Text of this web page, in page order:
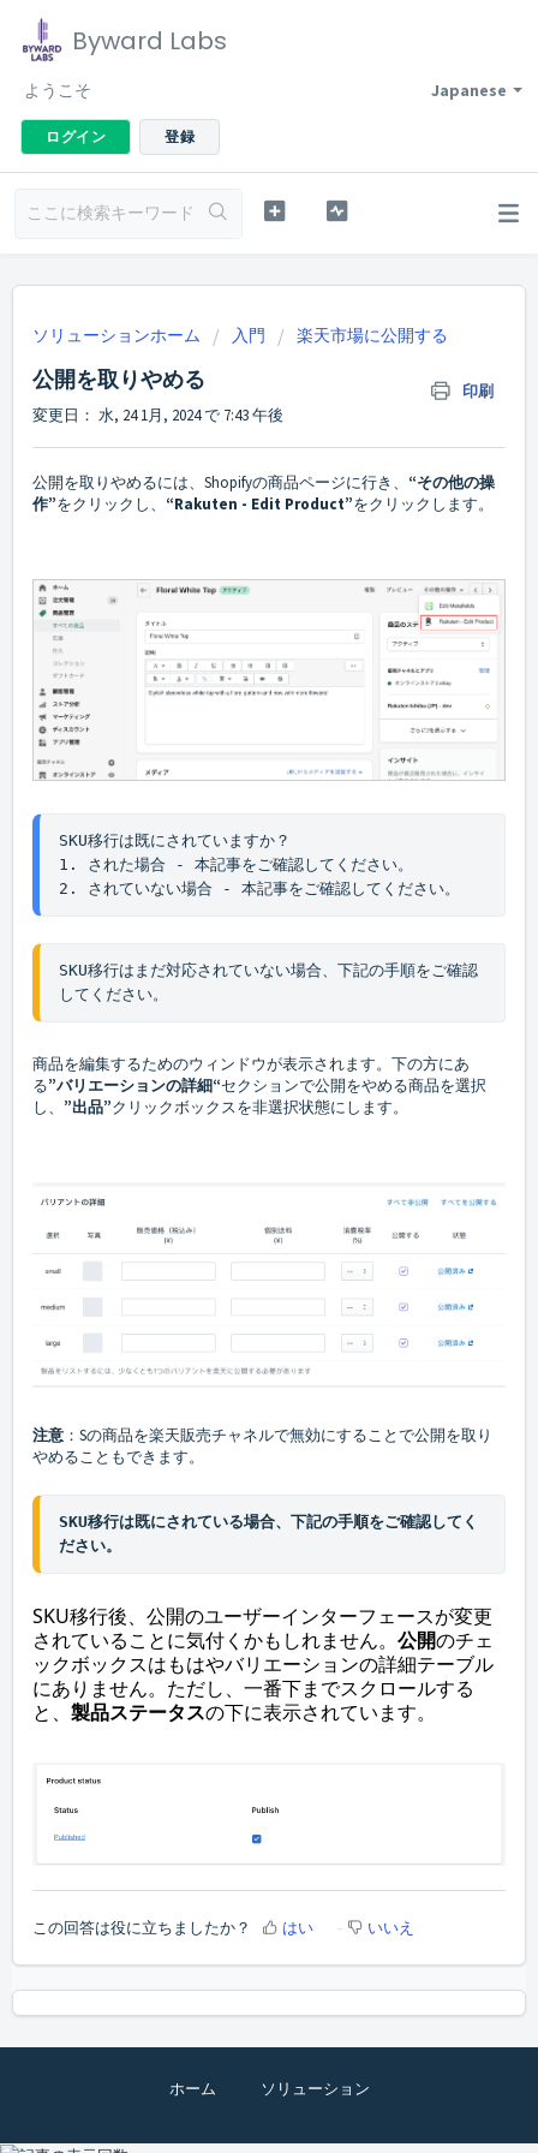
Byward Labs
Japanese
ようこそ
ログイン 登録
ソリューションホーム 入門 楽天市場に公開する
公開を取りやめる 印刷
変更日： 水, 24 1月, 2024 で 7:43 午後
公開を取りやめるには、Shopifyの商品ページに行き、 “その他の操
作”をクリックし、 “Rakuten - Edit Product”をクリックします。
SKU移行は既にされていますか？
1. された場合 - 本記事をご確認してください。
2. されていない場合 - 本記事をご確認してください。
SKU移行はまだ対応されていない場合、下記の手順をご確認
してください。
商品を編集するためのウィンドウが表示されます。下の方にあ
る”バリエーションの詳細“セクションで公開をやめる商品を選択
し、 ”出品”クリックボックスを非選択状態にします。
注意 ：Sの商品を楽天販売チャネルで無効にすることで公開を取り
やめることもできます。
SKU移行は既にされている場合、下記の手順をご確認してく
ださい。
SKU移行後、公開のユーザーインターフェースが変更
されていることに気付くかもしれません。 公開のチェ
ックボックスはもはやバリエーションの詳細テーブル
にありません。ただし、一番下までスクロールする
と、 製品ステータスの下に表示されています。
この回答は役に立ちましたか？ はい いいえ
ホーム ソリューション